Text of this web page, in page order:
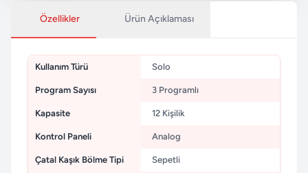
Özellikler Ürün Açıklaması
Kullanım Türü Solo
Program Sayısı 3 Programlı
Kapasite 12 Kişilik
Kontrol Paneli Analog
Çatal Kaşık Bölme Tipi Sepetli